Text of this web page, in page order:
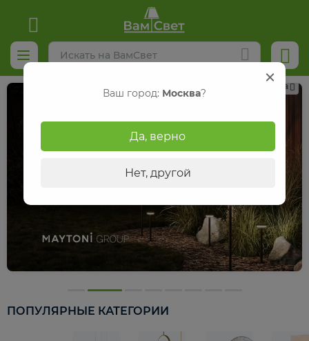
Реклама
ПОПУЛЯРНЫЕ КАТЕГОРИИ
Ваш город: Москва?
Да, верно
Нет, другой